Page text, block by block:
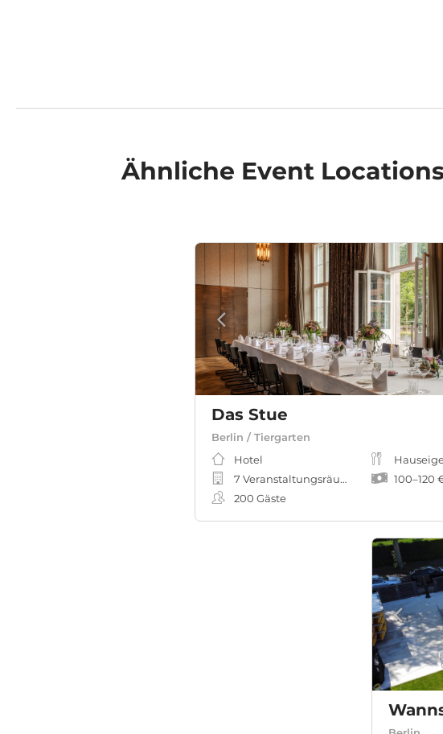
Ähnliche Event
Das Stue
Berlin / Tiergarten
Hotel
7 Veranstaltungsräume
200 Gäste
100–120